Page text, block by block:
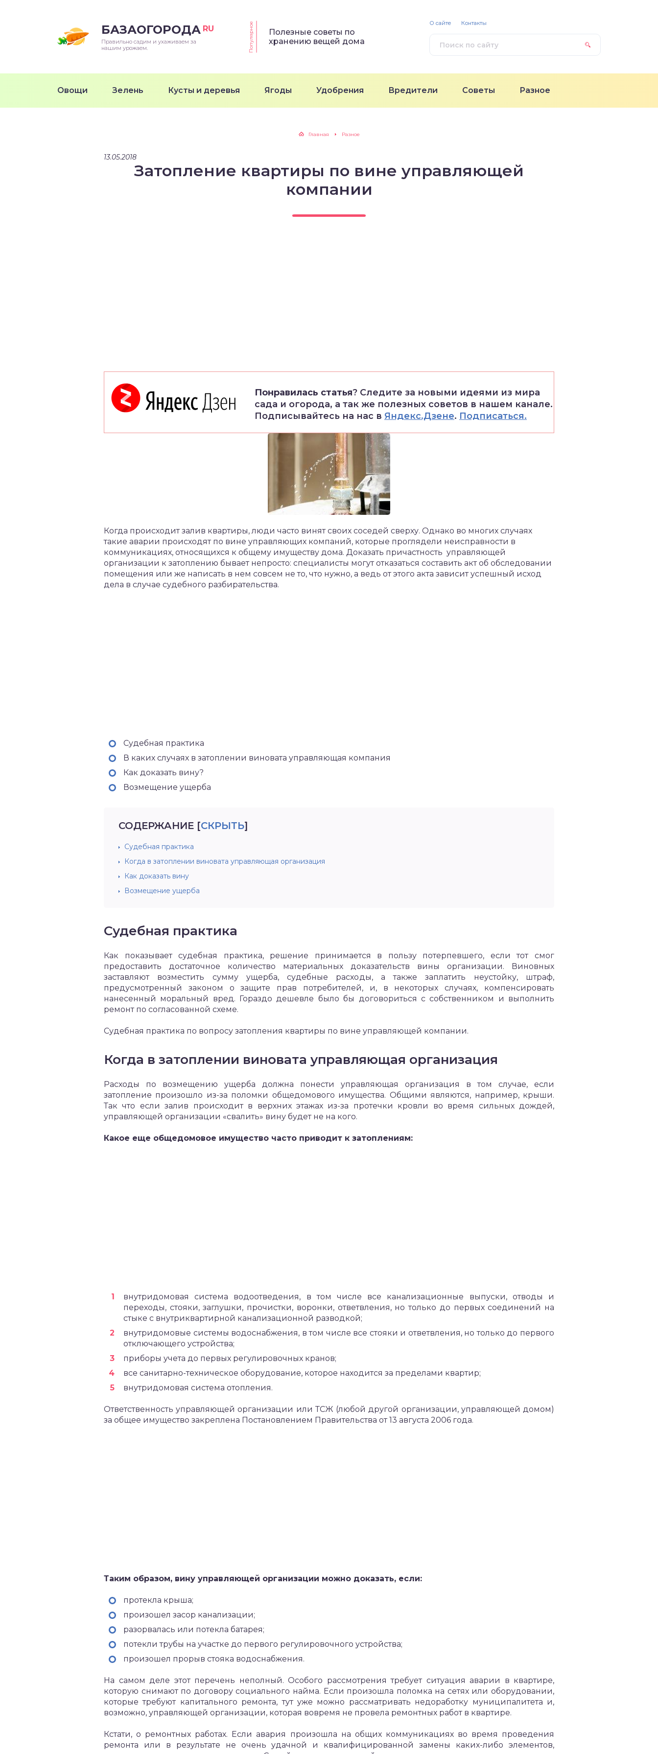
БАЗАОГОРОДА RU
Правильно садим и ухаживаем за
нашим урожаем.
Популярное
Полезные советы по
хранению вещей дома
Овощи Зелень Кусты и деревья Ягоды Удобрения Вредители Советы Разное
О сайте Контакты
Главная Разное
13.05.2018
Затопление квартиры по вине управляющей
компании
Понравилась статья? Следите за новыми идеями из мира
сада и огорода, а так же полезных советов в нашем канале.
Подписывайтесь на нас в Яндекс.Дзене. Подписаться.
Когда происходит залив квартиры, люди часто винят своих соседей сверху. Однако во многих случаях
такие аварии происходят по вине управляющих компаний, которые проглядели неисправности в
коммуникациях, относящихся к общему имуществу дома. Доказать причастность управляющей
организации к затоплению бывает непросто: специалисты могут отказаться составить акт об обследовании
помещения или же написать в нем совсем не то, что нужно, а ведь от этого акта зависит успешный исход
дела в случае судебного разбирательства.
Судебная практика
В каких случаях в затоплении виновата управляющая компания
Как доказать вину?
Возмещение ущерба
СОДЕРЖАНИЕ [СКРЫТЬ]
Судебная практика
Когда в затоплении виновата управляющая организация
Как доказать вину
Возмещение ущерба
Судебная практика
Как показывает судебная практика, решение принимается в пользу потерпевшего, если тот смог
предоставить достаточное количество материальных доказательств вины организации. Виновных
заставляют возместить сумму ущерба, судебные расходы, а также заплатить неустойку, штраф,
предусмотренный законом о защите прав потребителей, и, в некоторых случаях, компенсировать
нанесенный моральный вред. Гораздо дешевле было бы договориться с собственником и выполнить
ремонт по согласованной схеме.
Судебная практика по вопросу затопления квартиры по вине управляющей компании.
Когда в затоплении виновата управляющая организация
Расходы по возмещению ущерба должна понести управляющая организация в том случае, если
затопление произошло из-за поломки общедомового имущества. Общими являются, например, крыши.
Так что если залив происходит в верхних этажах из-за протечки кровли во время сильных дождей,
управляющей организации «свалить» вину будет не на кого.
Какое еще общедомовое имущество часто приводит к затоплениям:
внутридомовая система водоотведения, в том числе все канализационные выпуски, отводы и
переходы, стояки, заглушки, прочистки, воронки, ответвления, но только до первых соединений на
стыке с внутриквартирной канализационной разводкой;
внутридомовые системы водоснабжения, в том числе все стояки и ответвления, но только до первого
отключающего устройства;
приборы учета до первых регулировочных кранов;
все санитарно-техническое оборудование, которое находится за пределами квартир;
внутридомовая система отопления.
Ответственность управляющей организации или ТСЖ (любой другой организации, управляющей домом)
за общее имущество закреплена Постановлением Правительства от 13 августа 2006 года.
Таким образом, вину управляющей организации можно доказать, если:
протекла крыша;
произошел засор канализации;
разорвалась или потекла батарея;
потекли трубы на участке до первого регулировочного устройства;
произошел прорыв стояка водоснабжения.
На самом деле этот перечень неполный. Особого рассмотрения требует ситуация аварии в квартире,
которую снимают по договору социального найма. Если произошла поломка на сетях или оборудовании,
которые требуют капитального ремонта, тут уже можно рассматривать недоработку муниципалитета и,
возможно, управляющей организации, которая вовремя не провела ремонтных работ в квартире.
Кстати, о ремонтных работах. Если авария произошла на общих коммуникациях во время проведения
ремонта или в результате не очень удачной и квалифицированной замены каких-либо элементов,